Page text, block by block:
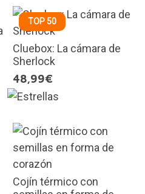
TOP 50
Cluebox: La cámara de
Sherlock
48,99€
Cojín térmico con